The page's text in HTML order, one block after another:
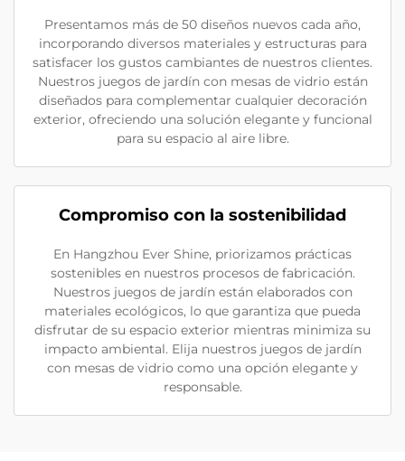
Presentamos más de 50 diseños nuevos cada año,
incorporando diversos materiales y estructuras para
satisfacer los gustos cambiantes de nuestros clientes.
Nuestros juegos de jardín con mesas de vidrio están
diseñados para complementar cualquier decoración
exterior, ofreciendo una solución elegante y funcional
para su espacio al aire libre.
Compromiso con la sostenibilidad
En Hangzhou Ever Shine, priorizamos prácticas
sostenibles en nuestros procesos de fabricación.
Nuestros juegos de jardín están elaborados con
materiales ecológicos, lo que garantiza que pueda
disfrutar de su espacio exterior mientras minimiza su
impacto ambiental. Elija nuestros juegos de jardín
con mesas de vidrio como una opción elegante y
responsable.